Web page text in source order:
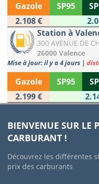
Gazole SP95
2.108 €
Station à
300 AVENUE DE
26000 Valence
Mise à jour: il y a 4 jours |
Gazole SP95
2.199 €
BIENVENUE SUR LE
CARBURANT !
Découvrez les différentes
prix des carburants